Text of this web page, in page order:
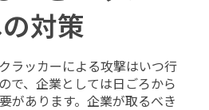
対策
ラッカーによる攻撃はいつ行
で、企業としては日ごろから
があります。企業が取るべき